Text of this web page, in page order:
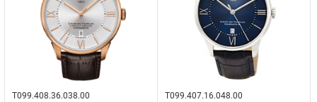
T099.408.36.038.00 T099.407.16.048.00